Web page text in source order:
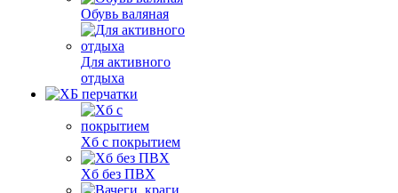
Обувь валяная
Для активного
отдыха
Хб с покрытием
Хб без ПВХ